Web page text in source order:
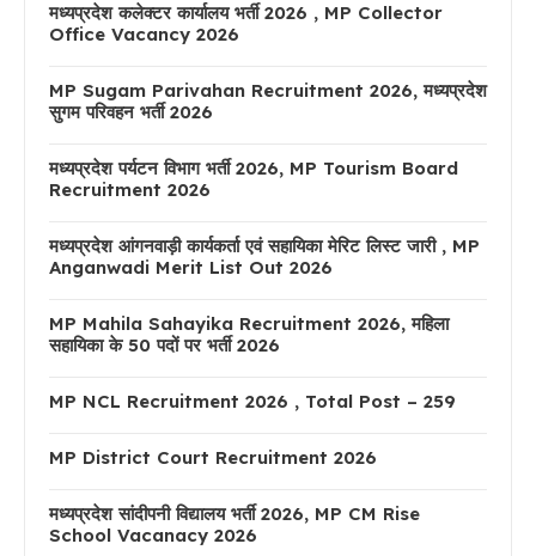
मध्यप्रदेश कलेक्टर कार्यालय भर्ती 2026 , MP Collector
Office Vacancy 2026
MP Sugam Parivahan Recruitment 2026, मध्यप्रदेश
सुगम परिवहन भर्ती 2026
मध्यप्रदेश पर्यटन विभाग भर्ती 2026, MP Tourism Board
Recruitment 2026
मध्यप्रदेश आंगनवाड़ी कार्यकर्ता एवं सहायिका मेरिट लिस्ट जारी , MP
Anganwadi Merit List Out 2026
MP Mahila Sahayika Recruitment 2026, महिला
सहायिका के 50 पदों पर भर्ती 2026
MP NCL Recruitment 2026 , Total Post – 259
MP District Court Recruitment 2026
मध्यप्रदेश सांदीपनी विद्यालय भर्ती 2026, MP CM Rise
School Vacanacy 2026